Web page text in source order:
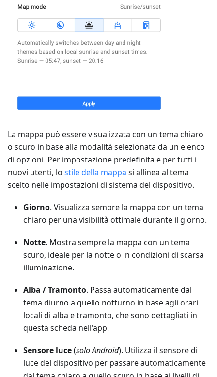
La mappa può essere visualizzata con un tema chiaro
o scuro in base alla modalità selezionata da un elenco
di opzioni. Per impostazione predefinita e per tutti i
nuovi utenti, lo stile della mappa si allinea al tema
scelto nelle impostazioni di sistema del dispositivo.
Giorno. Visualizza sempre la mappa con un tema
chiaro per una visibilità ottimale durante il giorno.
Notte. Mostra sempre la mappa con un tema
scuro, ideale per la notte o in condizioni di scarsa
illuminazione.
Alba / Tramonto. Passa automaticamente dal
tema diurno a quello notturno in base agli orari
locali di alba e tramonto, che sono dettagliati in
questa scheda nell'app.
Sensore luce(solo Android). Utilizza il sensore di
luce del dispositivo per passare automaticamente